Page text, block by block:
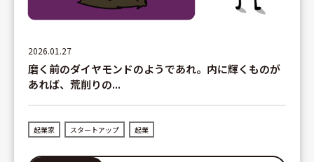
2026.01.27
磨く前のダイヤモンドのようであれ。内に輝くものが
あれば、荒削りの...
起業家 スタートアップ 起業